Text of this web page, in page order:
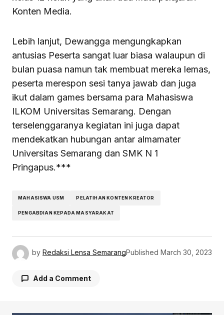
Konten Media.
Lebih lanjut, Dewangga mengungkapkan
antusias Peserta sangat luar biasa walaupun di
bulan puasa namun tak membuat mereka lemas,
peserta merespon sesi tanya jawab dan juga
ikut dalam games bersama para Mahasiswa
ILKOM Universitas Semarang. Dengan
terselenggaranya kegiatan ini juga dapat
mendekatkan hubungan antar almamater
Universitas Semarang dan SMK N 1
Pringapus.***
MAHASISWA USM PELATIHAN KONTEN KREATOR
PENGABDIAN KEPADA MASYARAKAT
by Redaksi Lensa SemarangPublished March 30, 2023
Add a Comment